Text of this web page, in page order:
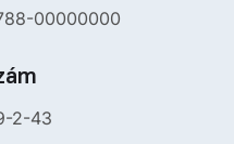
00000000
2-43